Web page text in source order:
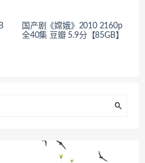
国产剧《嫦娥》2010 2160p
全40集 豆瓣 5.9分【85GB】